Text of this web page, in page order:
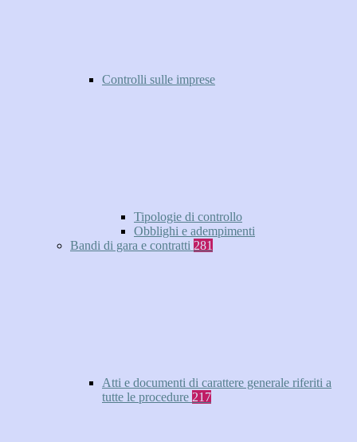
Controlli sulle imprese
Tipologie di controllo
Obblighi e adempimenti
Bandi di gara e contratti 281
Atti e documenti di carattere generale riferiti a
tutte le procedure 217